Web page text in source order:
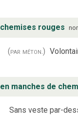
chemises rouges
(par méton.)
en manches de
Sans veste par-